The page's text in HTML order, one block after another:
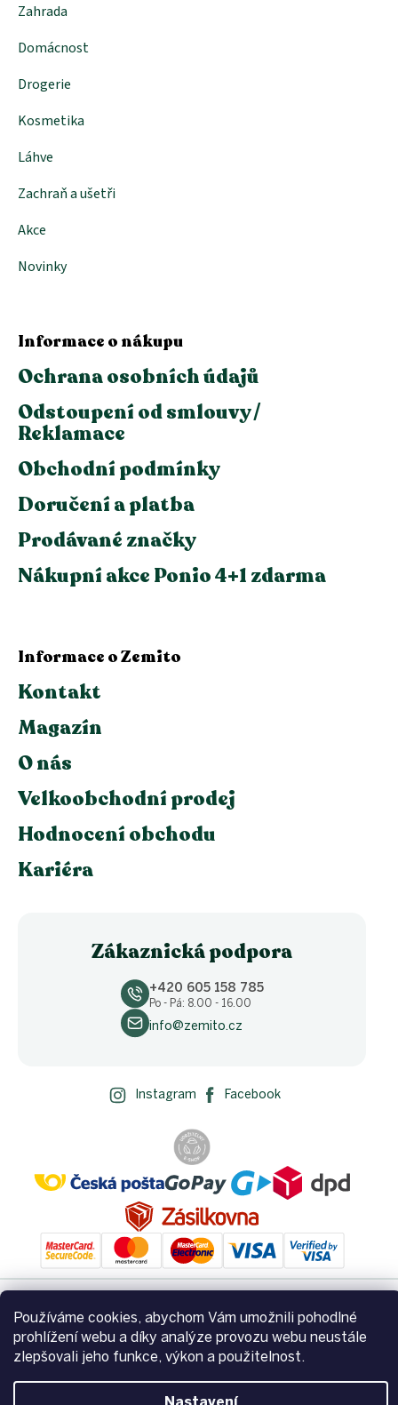
Používáme cookies, abychom Vám umožnili pohodlné
prohlížení webu a díky analýze provozu webu neustále
zlepšovali jeho funkce, výkon a použitelnost.
Zahrada
Domácnost
Drogerie
Kosmetika
Láhve
Zachraň a ušetři
Akce
Novinky
Informace o nákupu
Ochrana osobních údajů
Odstoupení od smlouvy /
Reklamace
Obchodní podmínky
Doručení a platba
Prodávané značky
Nákupní akce Ponio 4+1 zdarma
Informace o Zemito
Kontakt
Magazín
O nás
Velkoobchodní prodej
Hodnocení obchodu
Kariéra
Zákaznická podpora
+420 605 158 785
Po - Pá: 8.00 - 16.00
info@zemito.cz
Instagram Facebook
Vytvořil Shoptet
Copyright 2026Zemito.cz. Všechna práva vyhrazena.Upravit
nastavení cookies